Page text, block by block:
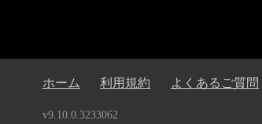
ホーム 利用規約 よくあるご質問
v9.10.0.3233062